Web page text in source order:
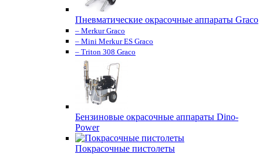
Пневматические окрасочные аппараты Graco
– Merkur Graco
– Mini Merkur ES Graco
– Triton 308 Graco
Бензиновые окрасочные аппараты Dino-
Power
Покрасочные пистолеты